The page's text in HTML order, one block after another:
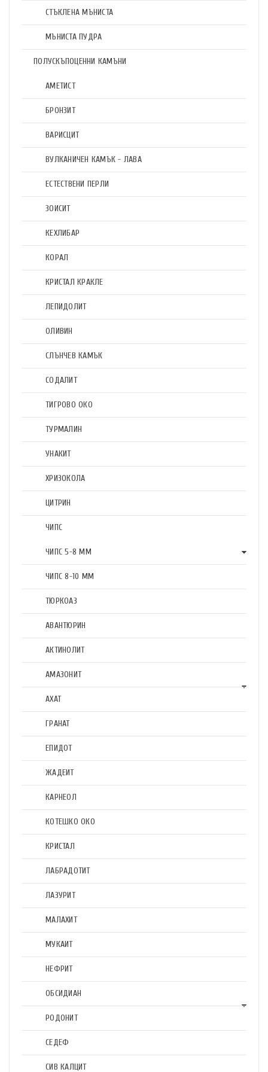
СТЪКЛЕНА МЪНИСТА
МЪНИСТА ПУДРА
ПОЛУСКЪПОЦЕННИ КАМЪНИ
АМЕТИСТ
БРОНЗИТ
ВАРИСЦИТ
ВУЛКАНИЧЕН КАМЪК - ЛАВА
ЕСТЕСТВЕНИ ПЕРЛИ
ЗОИСИТ
КЕХЛИБАР
КОРАЛ
КРИСТАЛ КРАКЛЕ
ЛЕПИДОЛИТ
ОЛИВИН
СЛЪНЧЕВ КАМЪК
СОДАЛИТ
ТИГРОВО ОКО
ТУРМАЛИН
УНАКИТ
ХРИЗОКОЛА
ЦИТРИН
ЧИПС
ЧИПС 5-8 ММ
ЧИПС 8-10 ММ
ТЮРКОАЗ
АВАНТЮРИН
АКТИНОЛИТ
АМАЗОНИТ
АХАТ
ГРАНАТ
ЕПИДОТ
ЖАДЕИТ
КАРНЕОЛ
КОТЕШКО ОКО
КРИСТАЛ
ЛАБРАДОТИТ
ЛАЗУРИТ
МАЛАХИТ
МУКАИТ
НЕФРИТ
ОБСИДИАН
РОДОНИТ
СЕДЕФ
СИВ КАЛЦИТ